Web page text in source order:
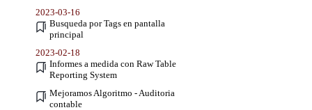
2023-03-16
Busqueda por Tags en pantalla
principal
2023-02-18
Informes a medida con Raw Table
Reporting System
Mejoramos Algoritmo - Auditoria
contable